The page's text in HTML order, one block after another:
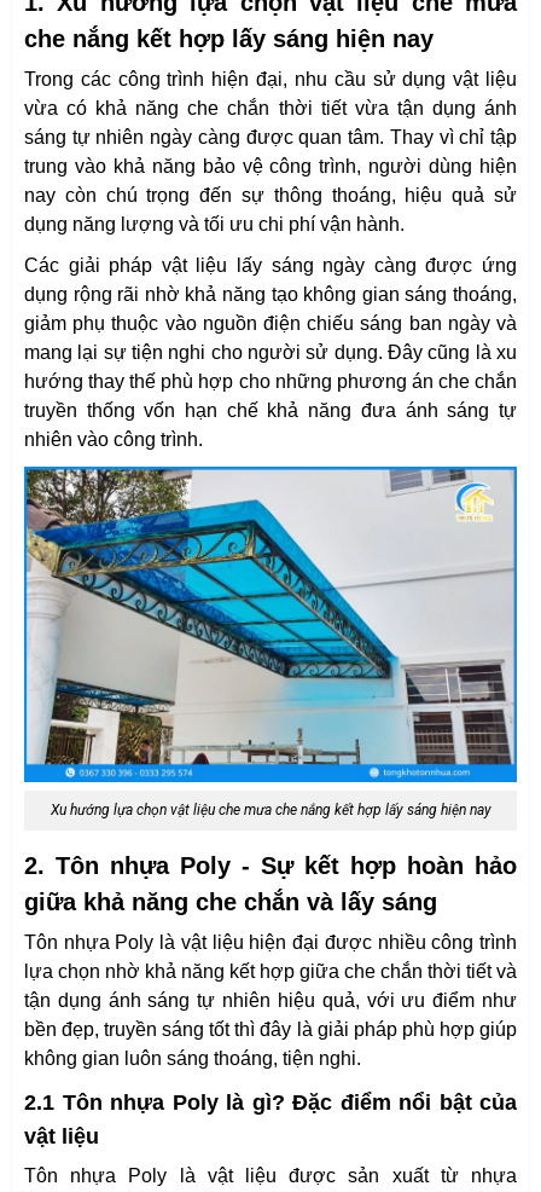
che nắng kết hợp lấy sáng hiện nay
Trong các công trình hiện đại, nhu cầu sử dụng vật liệu
vừa có khả năng che chắn thời tiết vừa tận dụng ánh
sáng tự nhiên ngày càng được quan tâm. Thay vì chỉ tập
trung vào khả năng bảo vệ công trình, người dùng hiện
nay còn chú trọng đến sự thông thoáng, hiệu quả sử
dụng năng lượng và tối ưu chi phí vận hành.
Các giải pháp vật liệu lấy sáng ngày càng được ứng
dụng rộng rãi nhờ khả năng tạo không gian sáng thoáng,
giảm phụ thuộc vào nguồn điện chiếu sáng ban ngày và
mang lại sự tiện nghi cho người sử dụng. Đây cũng là xu
hướng thay thế phù hợp cho những phương án che chắn
truyền thống vốn hạn chế khả năng đưa ánh sáng tự
nhiên vào công trình.
Xu hướng lựa chọn vật liệu che mưa che nắng kết hợp lấy sáng hiện nay
2. Tôn nhựa Poly - Sự kết hợp hoàn hảo
giữa khả năng che chắn và lấy sáng
Tôn nhựa Poly là vật liệu hiện đại được nhiều công trình
lựa chọn nhờ khả năng kết hợp giữa che chắn thời tiết và
tận dụng ánh sáng tự nhiên hiệu quả, với ưu điểm như
bền đẹp, truyền sáng tốt thì đây là giải pháp phù hợp giúp
không gian luôn sáng thoáng, tiện nghi.
2.1 Tôn nhựa Poly là gì? Đặc điểm nổi bật của
vật liệu
Tôn nhựa Poly là vật liệu được sản xuất từ nhựa